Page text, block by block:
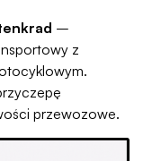
–
z
przewozowe.